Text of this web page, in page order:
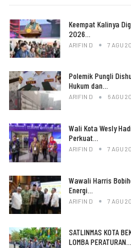
Keempat Kalinya
2026…
ARIFIN D 7 AGU
Polemik Pungli
Hukum dan…
ARIFIN D 6 AGU
Wali Kota Wesly
Perkuat…
ARIFIN D 7 AGU
Wawali Harris
Energi…
ARIFIN D 7 AGU
SATLINMAS KOTA
LOMBA PERATURAN…